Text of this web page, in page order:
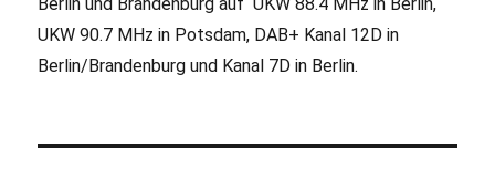
UKW 90.7 MHz in Potsdam, DAB+ Kanal 12D in
Berlin/Brandenburg und Kanal 7D in Berlin.